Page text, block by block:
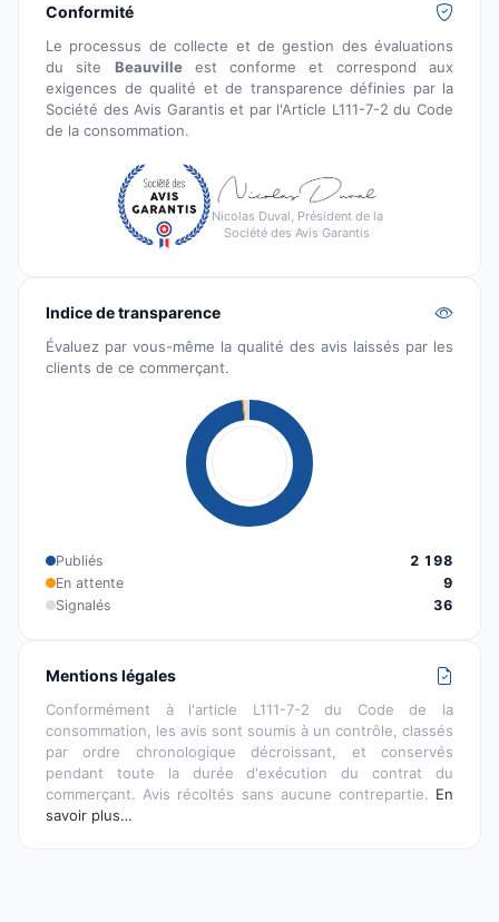
Conformité
Le processus de collecte et de gestion des évaluations
du site Beauvilleest conforme et correspond aux
exigences de qualité et de transparence définies par la
Société des Avis Garantis et par l'Article L111-7-2 du Code
de la consommation.
Nicolas Duval, Président de la
Société des Avis Garantis
Indice de transparence
Évaluez par vous-même la qualité des avis laissés par les
clients de ce commerçant.
Publiés
2 198
En attente
9
Signalés
36
Mentions légales
Conformément à l'article L111-7-2 du Code de la
consommation, les avis sont soumis à un contrôle, classés
par ordre chronologique décroissant, et conservés
pendant toute la durée d'exécution du contrat du
commerçant. Avis récoltés sans aucune contrepartie. En
savoir plus…